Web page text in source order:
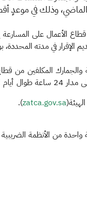
في موعدٍ أقصاه 30 من شهر نوفمبر
أدنى و25% كحد أقصى من قيمة الضريبة التي كان يتعين على المكلف
والجمارك المكلفين من
zatca.gov.sa
).
واحدة من الأنظمة